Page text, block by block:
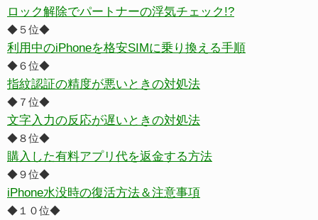
ロック解除でパートナーの浮気チェック!?
◆５位◆
利用中のiPhoneを格安SIMに乗り換える手順
◆６位◆
指紋認証の精度が悪いときの対処法
◆７位◆
文字入力の反応が遅いときの対処法
◆８位◆
購入した有料アプリ代を返金する方法
◆９位◆
iPhone水没時の復活方法＆注意事項
◆１０位◆